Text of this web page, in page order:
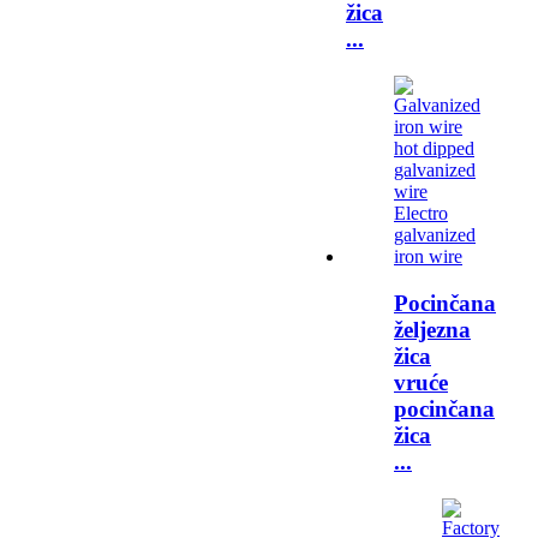
žica
...
Pocinčana
željezna
žica
vruće
pocinčana
žica
...